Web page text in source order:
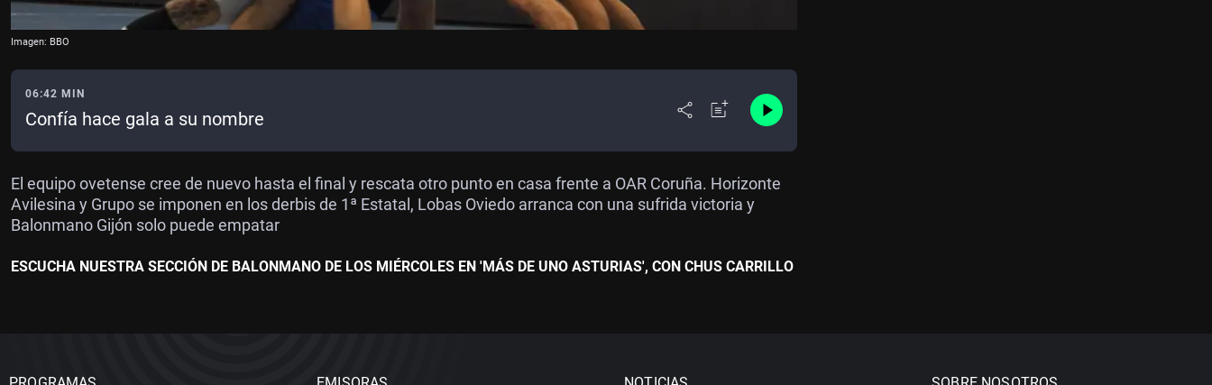
Imagen: BBO
06:42 MIN
Confía hace gala a su nombre
El equipo ovetense cree de nuevo hasta el final y rescata otro punto en casa frente a OAR Coruña. Horizonte
Avilesina y Grupo se imponen en los derbis de 1ª Estatal, Lobas Oviedo arranca con una sufrida victoria y
Balonmano Gijón solo puede empatar
ESCUCHA NUESTRA SECCIÓN DE BALONMANO DE LOS MIÉRCOLES EN 'MÁS DE UNO ASTURIAS', CON CHUS CARRILLO